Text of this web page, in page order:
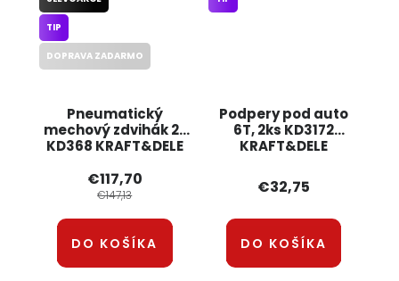
Pneumatický
mechový zdvihák 2t
KD368 KRAFT&DELE
TIP
DOPRAVA ZADARMO
€117,70
€147,13
DO KOŠÍKA
Podpery pod auto
6T, 2ks KD3172
KRAFT&DELE
€32,75
DO KOŠÍKA